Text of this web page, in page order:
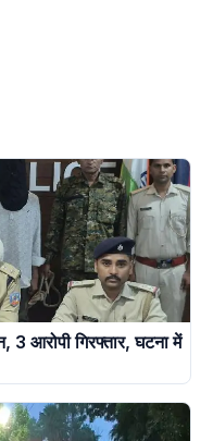
3 आरोपी गिरफ्तार, घटना में